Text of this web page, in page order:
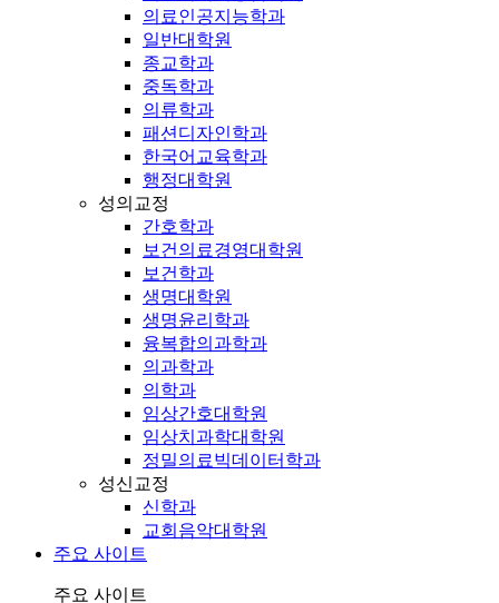
의료인공지능학과
일반대학원
종교학과
중독학과
의류학과
패션디자인학과
한국어교육학과
행정대학원
성의교정
간호학과
보건의료경영대학원
보건학과
생명대학원
생명윤리학과
융복합의과학과
의과학과
의학과
임상간호대학원
임상치과학대학원
정밀의료빅데이터학과
성신교정
신학과
교회음악대학원
주요 사이트
주요 사이트